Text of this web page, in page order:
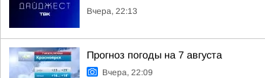
Вчера, 22:13
Прогноз погоды на 7 августа
Вчера, 22:09